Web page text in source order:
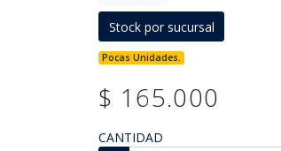
Stock por sucursal
Pocas Unidades.
$ 165.000
CANTIDAD